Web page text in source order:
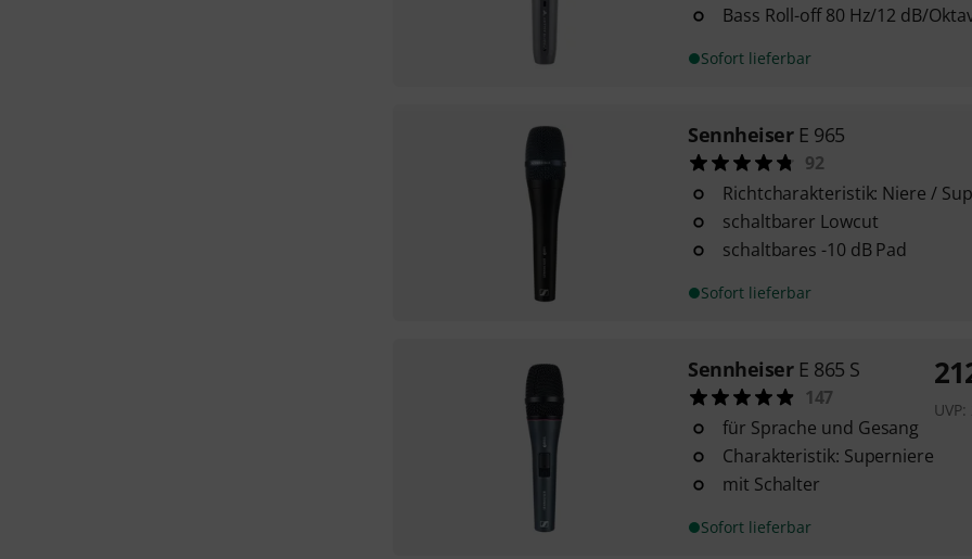
Bass Roll-off 80 Hz/12 dB/
Sofort lieferbar
Sennheiser E 965
92
Richtcharakteristik: Niere /
schaltbarer Lowcut
schaltbares -10 dB Pad
Sofort lieferbar
Sennheiser E 865 S
147
für Sprache und Gesang
Charakteristik: Superniere
mit Schalter
Sofort lieferbar
UVP: